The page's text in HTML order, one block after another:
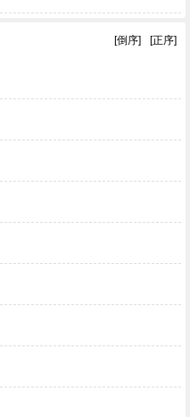
[正序]
[倒序]